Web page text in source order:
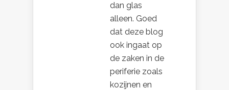
dan glas
alleen. Goed
dat deze blog
ook ingaat op
de zaken in de
periferie zoals
kozijnen en